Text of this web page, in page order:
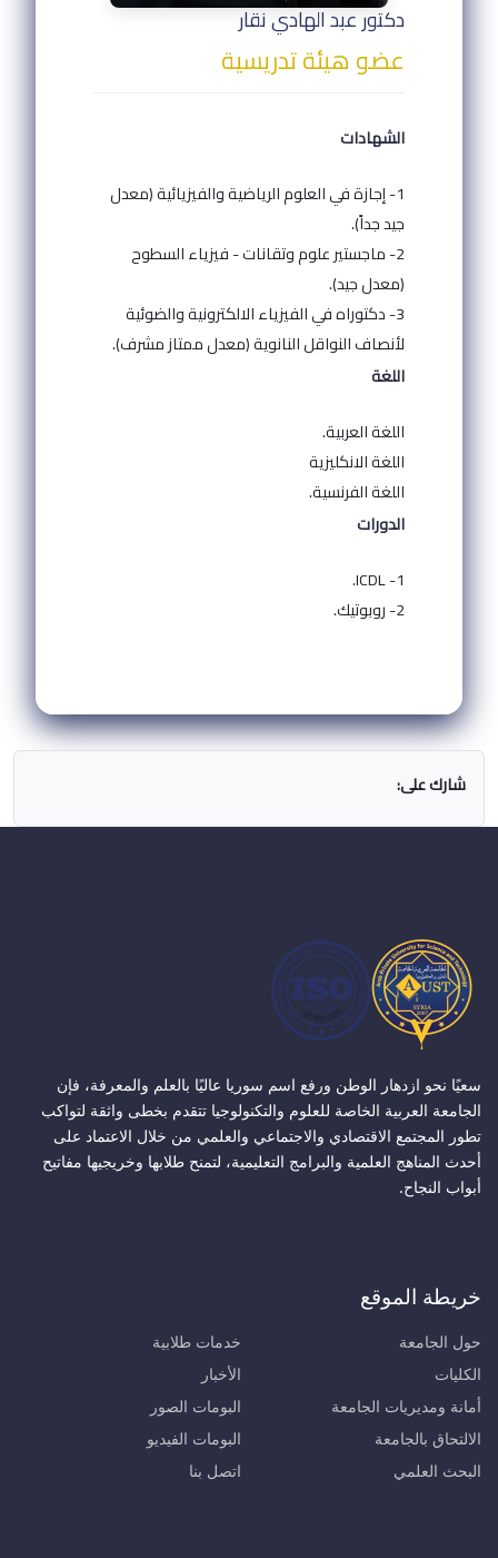
دكتور عبد الهادي نقار
عضو هيئة تدريسية
الشهادات
1- إجازة في العلوم الرياضية والفيزيائية (معدل
جيد جداً).
2- ماجستير علوم وتقانات - فيزياء السطوح
(معدل جيد).
3- دكتوراه في الفيزياء الالكترونية والضوئية
لأنصاف النواقل النانوية (معدل ممتاز مشرف).
اللغة
اللغة العربية.
اللغة الانكليزية
اللغة الفرنسية.
الدورات
1- ICDL.
2- روبوتيك.
شارك على:
سعيًا نحو ازدهار الوطن ورفع اسم سوريا عاليًا بالعلم والمعرفة، فإن
الجامعة العربية الخاصة للعلوم والتكنولوجيا تتقدم بخطى واثقة لتواكب
تطور المجتمع الاقتصادي والاجتماعي والعلمي من خلال الاعتماد على
أحدث المناهج العلمية والبرامج التعليمية، لتمنح طلابها وخريجيها مفاتيح
أبواب النجاح.
خريطة الموقع
حول الجامعة
الكليات
أمانة ومديريات الجامعة
الالتحاق بالجامعة
البحث العلمي
خدمات طلابية
الأخبار
البومات الصور
البومات الفيديو
اتصل بنا